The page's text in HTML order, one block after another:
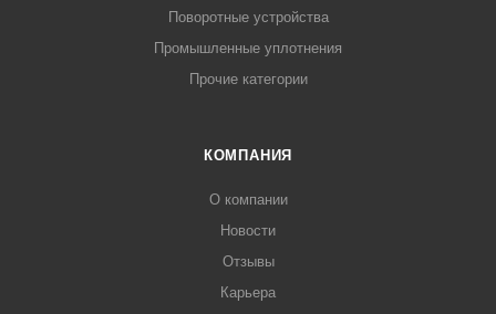
Поворотные устройства
Промышленные уплотнения
Прочие категории
КОМПАНИЯ
О компании
Новости
Отзывы
Карьера